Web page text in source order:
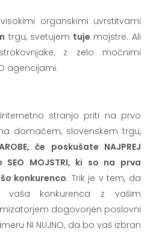
organskimi uvrstitvami
trgu, svetujem tuje mojstre. Ali
z zelo močnimi
agencijami.
stranjo priti na prvo
domačem, slovenskem trgu,
če poskušate NAJPREJ
MOJSTRI, ki so na prva
konkurenco. Trik je v tem, da
konkurenca z vašim
dogovorjen poslovni
NI NUJNO, da bo vaš izbran